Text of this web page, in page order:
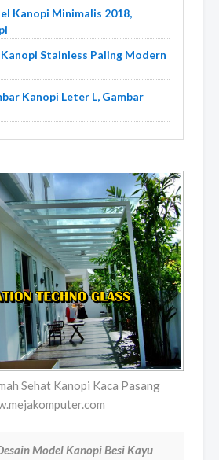
Kanopi Minimalis 2018,
Stainless Paling Modern
Kanopi Leter L, Gambar
Sehat Kanopi Kaca Pasang
Model Kanopi Besi Kayu